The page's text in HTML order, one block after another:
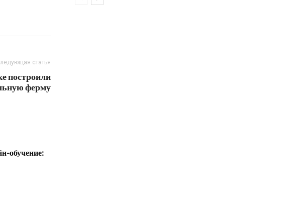
статья
построили
ферму
обучение: